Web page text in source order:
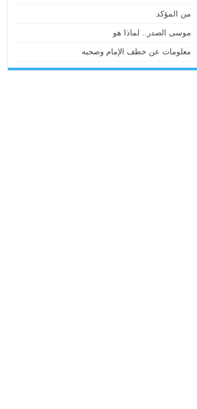
من المؤكد
موسى الصدر.. لماذا هو
معلومات عن خطف الإمام وصحبه